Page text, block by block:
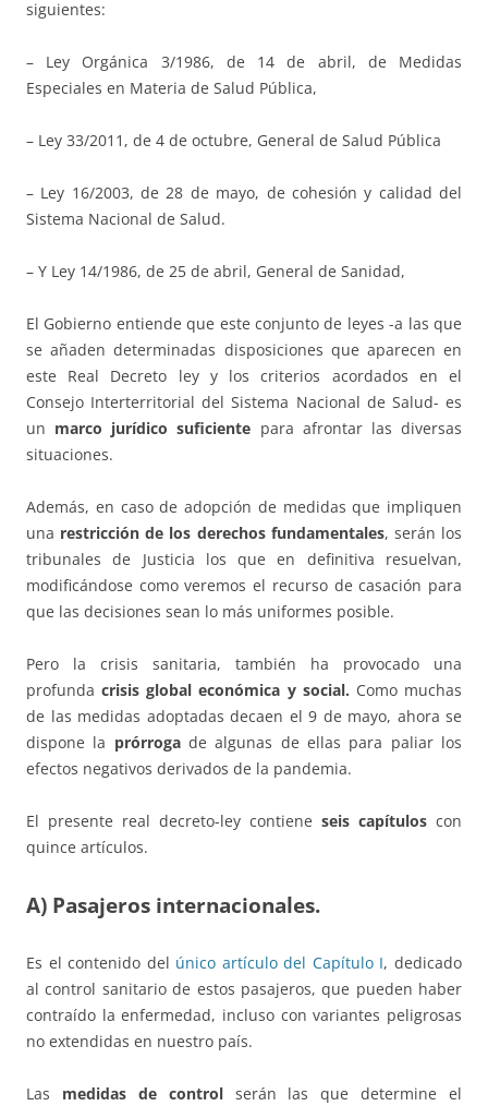
siguientes:
– Ley Orgánica 3/1986, de 14 de abril, de Medidas
Especiales en Materia de Salud Pública,
– Ley 33/2011, de 4 de octubre, General de Salud Pública
– Ley 16/2003, de 28 de mayo, de cohesión y calidad del
Sistema Nacional de Salud.
– Y Ley 14/1986, de 25 de abril, General de Sanidad,
El Gobierno entiende que este conjunto de leyes -a las que
se añaden determinadas disposiciones que aparecen en
este Real Decreto ley y los criterios acordados en el
Consejo Interterritorial del Sistema Nacional de Salud- es
un marco jurídico suficiente para afrontar las diversas
situaciones.
Además, en caso de adopción de medidas que impliquen
una restricción de los derechos fundamentales, serán los
tribunales de Justicia los que en definitiva resuelvan,
modificándose como veremos el recurso de casación para
que las decisiones sean lo más uniformes posible.
Pero la crisis sanitaria, también ha provocado una
profundacrisis global económica y social. Como muchas
de las medidas adoptadas decaen el 9 de mayo, ahora se
dispone la prórrogade algunas de ellas para paliar los
efectos negativos derivados de la pandemia.
El presente real decreto-ley contiene seis capítulos con
quince artículos.
A) Pasajeros internacionales.
Es el contenido del único artículo del Capítulo I, dedicado
al control sanitario de estos pasajeros, que pueden haber
contraído la enfermedad, incluso con variantes peligrosas
no extendidas en nuestro país.
Las medidas de controlserán las que determine el